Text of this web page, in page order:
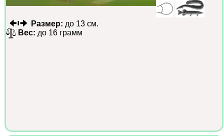
Размер: до 13 см.
Вес: до 16 грамм